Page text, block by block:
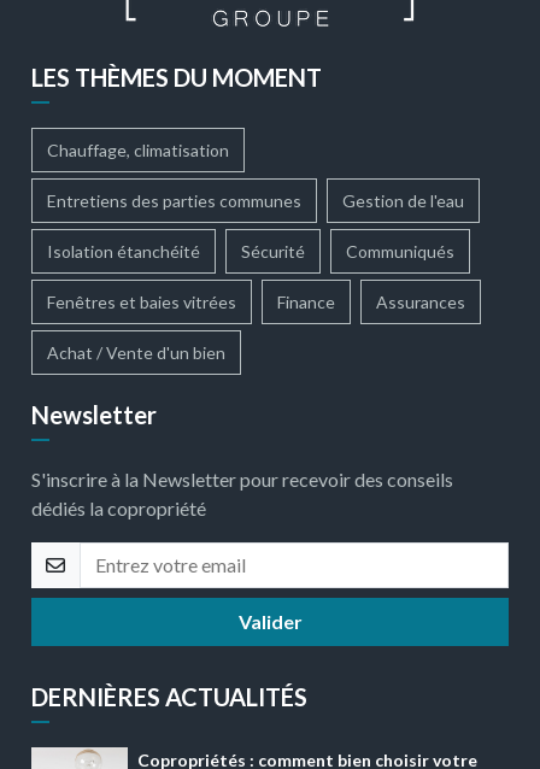
LES THÈMES DU MOMENT
Chauffage, climatisation
Entretiens des parties communes Gestion de l'eau
Isolation étanchéité Sécurité Communiqués
Fenêtres et baies vitrées Finance Assurances
Achat / Vente d'un bien
Newsletter
S'inscrire à la Newsletter pour recevoir des conseils
dédiés la copropriété
Valider
DERNIÈRES ACTUALITÉS
Copropriétés : comment bien choisir votre